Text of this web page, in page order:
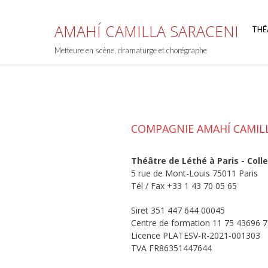
AMAHÍ CAMILLA SARACENI
Metteure en scène, dramaturge et chorégraphe
COMPAGNIE AMAHÍ
Théâtre de Léthé à Paris -
5 rue de Mont-Louis 75011 Paris
Tél / Fax +33 1 43 70 05 65
Siret 351 447 644 00045
Centre de formation 11 75 43696
Licence PLATESV-R-2021-001303
TVA FR86351447644